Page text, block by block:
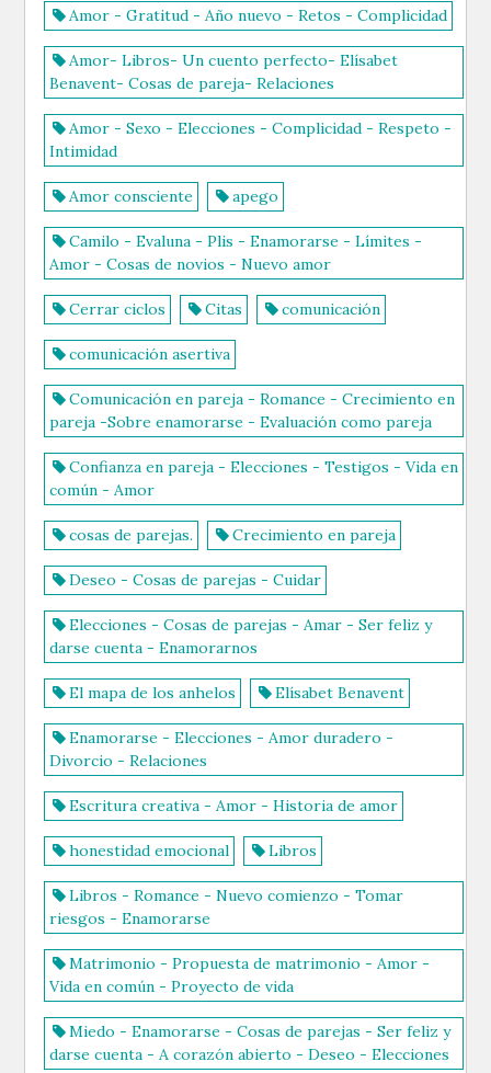
Amor - Gratitud - Año nuevo - Retos - Complicidad
Amor- Libros- Un cuento perfecto- Elísabet
Benavent- Cosas de pareja- Relaciones
Amor - Sexo - Elecciones - Complicidad - Respeto -
Intimidad
Amor consciente apego
Camilo - Evaluna - Plis - Enamorarse - Límites -
Amor - Cosas de novios - Nuevo amor
Cerrar ciclos Citas comunicación
comunicación asertiva
Comunicación en pareja - Romance - Crecimiento en
pareja -Sobre enamorarse - Evaluación como pareja
Confianza en pareja - Elecciones - Testigos - Vida en
común - Amor
cosas de parejas. Crecimiento en pareja
Deseo - Cosas de parejas - Cuidar
Elecciones - Cosas de parejas - Amar - Ser feliz y
darse cuenta - Enamorarnos
El mapa de los anhelos Elísabet Benavent
Enamorarse - Elecciones - Amor duradero -
Divorcio - Relaciones
Escritura creativa - Amor - Historia de amor
honestidad emocional Libros
Libros - Romance - Nuevo comienzo - Tomar
riesgos - Enamorarse
Matrimonio - Propuesta de matrimonio - Amor -
Vida en común - Proyecto de vida
Miedo - Enamorarse - Cosas de parejas - Ser feliz y
darse cuenta - A corazón abierto - Deseo - Elecciones